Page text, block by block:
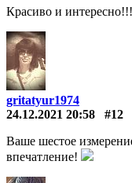
Красиво и интересно!!!
gritatyur1974
24.12.2021 20:58
#12
Ваше шестое
впечатление!